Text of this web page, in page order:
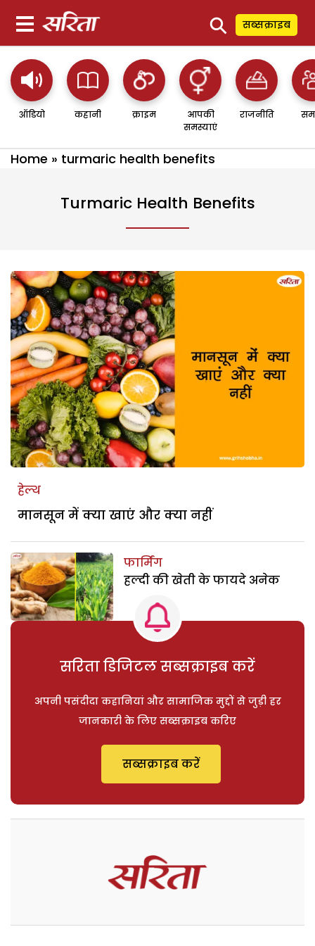
⚲ सब्सक्राइब
ऑडियो कहानी क्राइम
आपकी
समस्याएं
राजनीति
Home » turmaric health benefits
Turmaric Health Benefits
हेल्थ
मानसून में क्या खाएं और क्या नहीं
फार्मिंग
हल्दी की खेती के फायदे अनेक
सरिता डिजिटल सब्सक्राइब करें
अपनी पसंदीदा कहानियां और सामाजिक मुद्दों से जुड़ी हर
जानकारी के लिए सब्सक्राइब करिए
सब्सक्राइब करें